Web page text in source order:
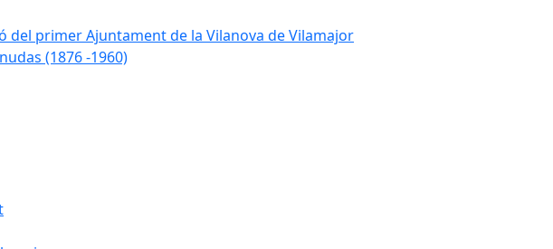
del primer Ajuntament de la Vilanova de Vilamajor
(1876 -1960)